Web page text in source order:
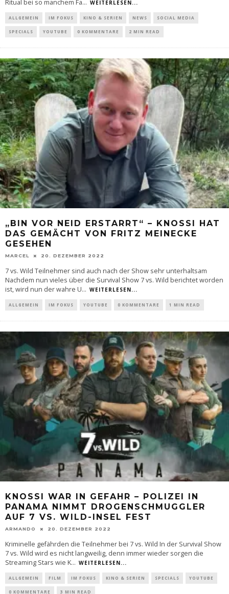
Ritual bei so manchem Fa... WEITERLESEN...
ALLGEMEIN IM FOKUS KINO & SERIEN NEWS SOCIAL MEDIA
SPECIALS YOUTUBE 0 KOMMENTARE 2 MIN READ
„BIN VOR NEID ERSTARRT“ – KNOSSI HAT
DAS GEMÄCHT VON FRITZ MEINECKE
GESEHEN
MARCEL 20. DEZEMBER 2022
7 vs. Wild Teilnehmer sind auch nach der Show sehr unterhaltsam
Nachdem nun vieles über die Survival Show 7 vs. Wild berichtet worden
ist, wird nun der wahre U... WEITERLESEN...
ALLGEMEIN IM FOKUS YOUTUBE 0 KOMMENTARE 1 MIN READ
KNOSSI WAR IN GEFAHR – POLIZEI IN
PANAMA NIMMT DROGENSCHMUGGLER
AUF 7 VS. WILD-INSEL FEST
ARMANDO 20. DEZEMBER 2022
Kriminelle gefährden die Teilnehmer bei 7 vs. Wild In der Survival Show
7 vs. Wild wird es nicht langweilig, denn immer wieder sorgen die
Streaming Stars wie K... WEITERLESEN...
ALLGEMEIN FILM IM FOKUS KINO & SERIEN SPECIALS YOUTUBE
0 KOMMENTARE 3 MIN READ